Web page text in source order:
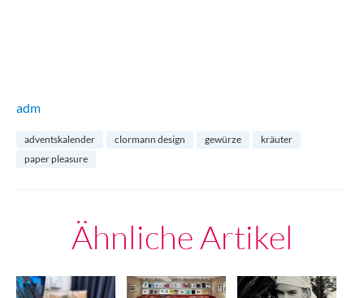
adm
adventskalender clormann design gewürze
kräuter
paper pleasure
Ähnliche Artikel